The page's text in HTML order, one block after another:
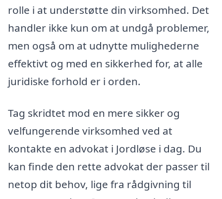
rolle i at understøtte din virksomhed. Det
handler ikke kun om at undgå problemer,
men også om at udnytte mulighederne
effektivt og med en sikkerhed for, at alle
juridiske forhold er i orden.
Tag skridtet mod en mere sikker og
velfungerende virksomhed ved at
kontakte en advokat i Jordløse i dag. Du
kan finde den rette advokat der passer til
netop dit behov, lige fra rådgivning til